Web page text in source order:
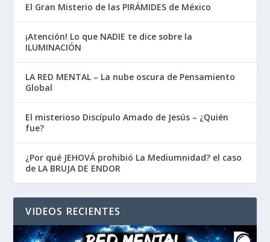
El Gran Misterio de las PIRÁMIDES de México
¡Atención! Lo que NADIE te dice sobre la
ILUMINACIÓN
LA RED MENTAL – La nube oscura de Pensamiento
Global
El misterioso Discípulo Amado de Jesús – ¿Quién
fue?
¿Por qué JEHOVÁ prohibió La Mediumnidad? el caso
de LA BRUJA DE ENDOR
VIDEOS RECIENTES